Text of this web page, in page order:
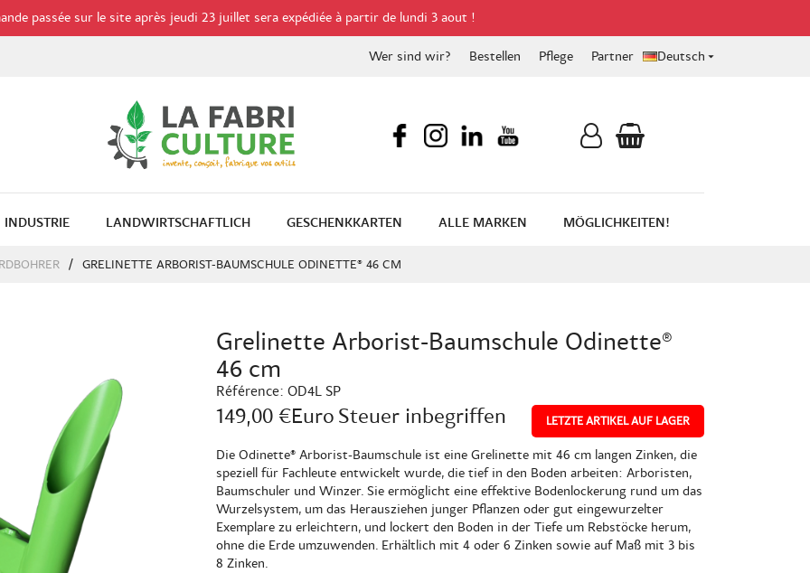
passée sur le site après jeudi 23 juillet sera expédiée à partir de lundi 3 aout !
Wer sind wir? Bestellen Pflege Partner Deutsch
INDUSTRIE LANDWIRTSCHAFTLICH GESCHENKKARTEN ALLE MARKEN MÖGLICHKEITEN!
GRELINETTE ARBORIST-BAUMSCHULE ODINETTE® 46 CM
Grelinette Arborist-Baumschule Odinette®
46 cm
Référence: OD4L SP
149,00 €EuroSteuer inbegriffen LETZTE ARTIKEL AUF LAGER
Die Odinette® Arborist-Baumschule ist eine Grelinette mit 46 cm langen Zinken, die
speziell für Fachleute entwickelt wurde, die tief in den Boden arbeiten: Arboristen,
Baumschuler und Winzer. Sie ermöglicht eine effektive Bodenlockerung rund um das
Wurzelsystem, um das Herausziehen junger Pflanzen oder gut eingewurzelter
Exemplare zu erleichtern, und lockert den Boden in der Tiefe um Rebstöcke herum,
ohne die Erde umzuwenden. Erhältlich mit 4 oder 6 Zinken sowie auf Maß mit 3 bis
8 Zinken.